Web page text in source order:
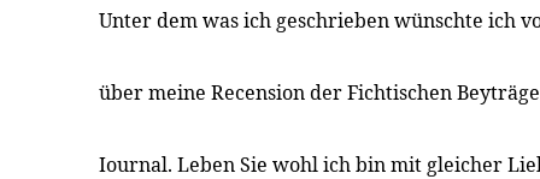
Unter dem was ich geschrieben wünschte ich
über meine Recension der Fichtischen
Iournal. Leben Sie wohl ich bin mit gleicher